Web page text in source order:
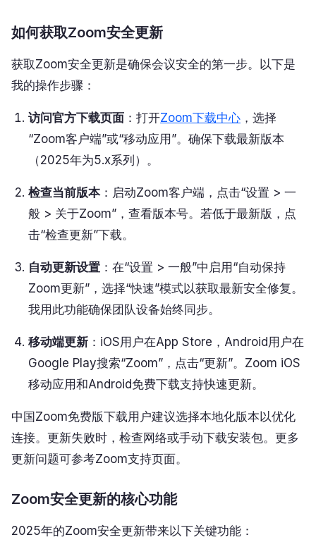
如何获取Zoom安全更新
获取Zoom安全更新是确保会议安全的第一步。以下是
我的操作步骤：
访问官方下载页面 ：打开Zoom下载中心 ，选择
“Zoom客户端”或“移动应用”。确保下载最新版本
（2025年为5.x系列）。
检查当前版本：启动Zoom客户端，点击“设置 > 一
般 > 关于Zoom”，查看版本号。若低于最新版，点
击“检查更新”下载。
自动更新设置 ：在“设置 > 一般”中启用“自动保持
Zoom更新”，选择“快速”模式以获取最新安全修复。
我用此功能确保团队设备始终同步。
移动端更新 ：iOS用户在App Store，Android用户在
Google Play搜索“Zoom”，点击“更新”。Zoom iOS
移动应用和Android免费下载支持快速更新。
中国Zoom免费版下载用户建议选择本地化版本以优化
连接。更新失败时，检查网络或手动下载安装包。更多
更新问题可参考Zoom支持页面。
Zoom安全更新的核心功能
2025年的Zoom安全更新带来以下关键功能：